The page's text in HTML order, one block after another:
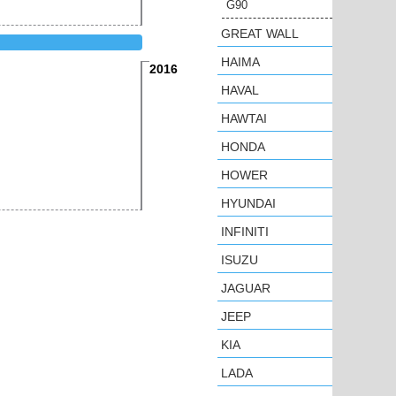
2016
G90
GREAT WALL
HAIMA
HAVAL
HAWTAI
HONDA
HOWER
HYUNDAI
INFINITI
ISUZU
JAGUAR
JEEP
KIA
LADA